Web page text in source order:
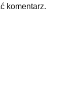
komentarz.